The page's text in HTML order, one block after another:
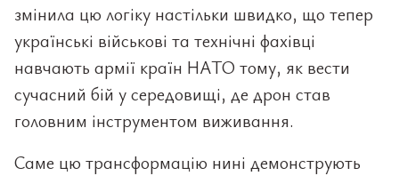
змінила цю логіку настільки швидко, що тепер
українські військові та технічні фахівці
навчають армії країн НАТО тому, як вести
сучасний бій у середовищі, де дрон став
головним інструментом виживання.
Саме цю трансформацію нині демонструють